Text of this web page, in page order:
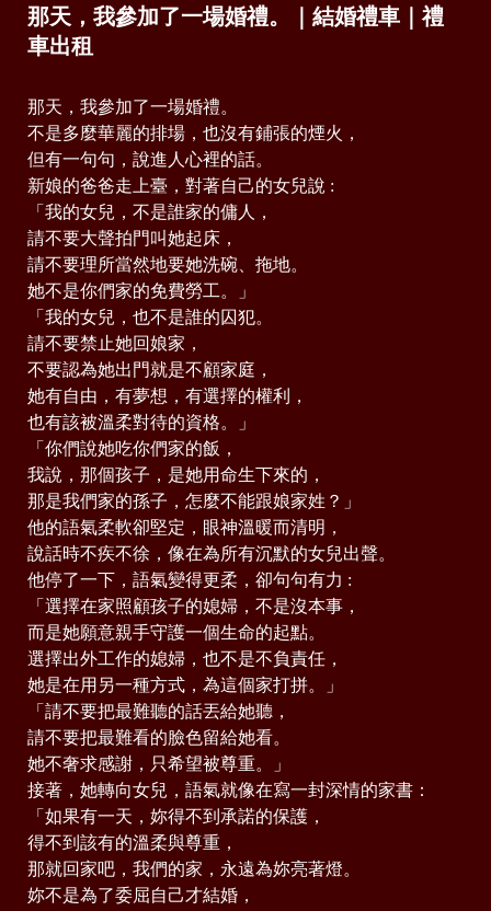
那天，我參加了一場婚禮。｜結婚禮車｜禮
車出租
那天，我參加了一場婚禮。
不是多麼華麗的排場，也沒有鋪張的煙火，
但有一句句，說進人心裡的話。
新娘的爸爸走上臺，對著自己的女兒說 :
「我的女兒，不是誰家的傭人，
請不要大聲拍門叫她起床，
請不要理所當然地要她洗碗、拖地。
她不是你們家的免費勞工。」
「我的女兒，也不是誰的囚犯。
請不要禁止她回娘家，
不要認為她出門就是不顧家庭，
她有自由，有夢想，有選擇的權利，
也有該被溫柔對待的資格。」
「你們說她吃你們家的飯，
我說，那個孩子，是她用命生下來的，
那是我們家的孫子，怎麼不能跟娘家姓？」
他的語氣柔軟卻堅定，眼神溫暖而清明，
說話時不疾不徐，像在為所有沉默的女兒出聲。
他停了一下，語氣變得更柔，卻句句有力 :
「選擇在家照顧孩子的媳婦，不是沒本事，
而是她願意親手守護一個生命的起點。
選擇出外工作的媳婦，也不是不負責任，
她是在用另一種方式，為這個家打拼。」
「請不要把最難聽的話丟給她聽，
請不要把最難看的臉色留給她看。
她不奢求感謝，只希望被尊重。」
接著，她轉向女兒，語氣就像在寫一封深情的家書：
「如果有一天，妳得不到承諾的保護，
得不到該有的溫柔與尊重，
那就回家吧，我們的家，永遠為妳亮著燈。
妳不是為了委屈自己才結婚，